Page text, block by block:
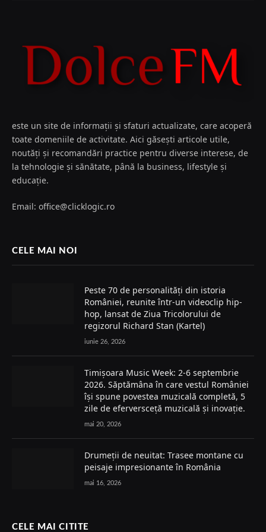
este un site de informații și sfaturi actualizate, care acoperă
toate domeniile de activitate. Aici găsești articole utile,
noutăți și recomandări practice pentru diverse interese, de
la tehnologie și sănătate, până la business, lifestyle și
educație.
Email: office@clicklogic.ro
CELE MAI NOI
Peste 70 de personalități din istoria
României, reunite într-un videoclip hip-
hop, lansat de Ziua Tricolorului de
regizorul Richard Stan (Kartel)
iunie 26, 2026
Timișoara Music Week: 2-6 septembrie
2026. Săptămâna în care vestul României
își spune povestea muzicală completă, 5
zile de eferversceță muzicală și inovație.
mai 20, 2026
Drumeții de neuitat: Trasee montane cu
peisaje impresionante în România
mai 16, 2026
CELE MAI CITITE